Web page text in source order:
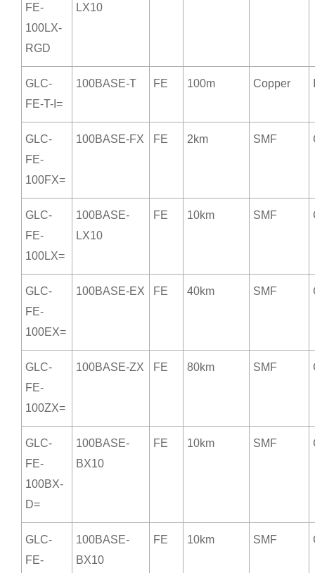
FE-
100LX-
RGD
LX10
GLC-
FE-T-I=
100BASE-T FE 100m Copper
GLC-
FE-
100FX=
100BASE-FX FE 2km SMF
GLC-
FE-
100LX=
100BASE-
LX10
FE 10km SMF
GLC-
FE-
100EX=
100BASE-EX FE 40km SMF
GLC-
FE-
100ZX=
100BASE-ZX FE 80km SMF
GLC-
FE-
100BX-
D=
100BASE-
BX10
FE 10km SMF
GLC-
FE-
100BASE-
BX10
FE 10km SMF